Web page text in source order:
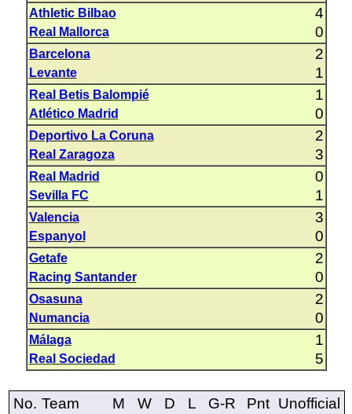
Athletic Bilbao 4
Real Mallorca 0
Barcelona 2
Levante 1
Real Betis Balompié 1
Atlético Madrid 0
Deportivo La Coruna 2
Real Zaragoza 3
Real Madrid 0
Sevilla FC 1
Valencia 3
Espanyol 0
Getafe 2
Racing Santander 0
Osasuna 2
Numancia 0
Málaga 1
Real Sociedad 5
No. Team M W D L G-R Pnt Unofficial